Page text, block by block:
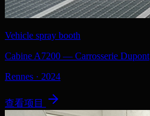
Vehicle spray booth
Cabine A7200 — Carrosserie Dupont
Rennes · 2024
查看项目